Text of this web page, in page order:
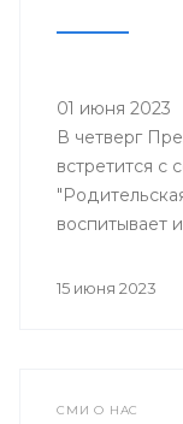
01 июня 2023
В четверг
встретится
воспитывает
15 июня 2023
СМИ О НАС